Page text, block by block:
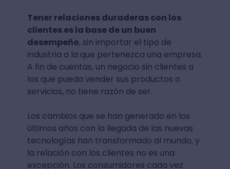
Tener relaciones duraderas con los
clientes es la base de un buen
desempeño, sin importar el tipo de
industria a la que pertenezca una empresa.
A fin de cuentas, un negocio sin clientes a
los que pueda vender sus productos o
servicios, no tiene razón de ser.
Los cambios que se han generado en los
últimos años con la llegada de las nuevas
tecnologías han transformado al mundo, y
la relación con los clientes no es una
excepción. Los consumidores cada vez